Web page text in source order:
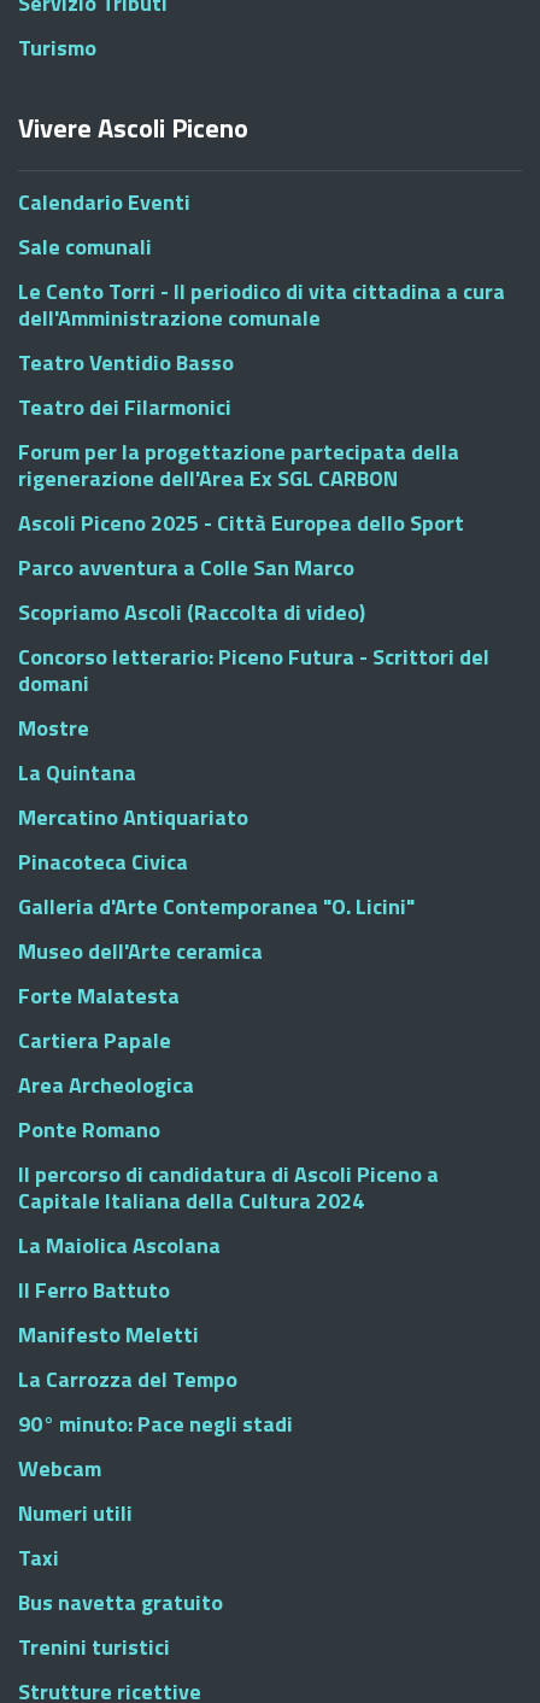
Turismo
Vivere Ascoli Piceno
Calendario Eventi
Sale comunali
Le Cento Torri - Il periodico di vita cittadina a cura
dell'Amministrazione comunale
Teatro Ventidio Basso
Teatro dei Filarmonici
Forum per la progettazione partecipata della
rigenerazione dell'Area Ex SGL CARBON
Ascoli Piceno 2025 - Città Europea dello Sport
Parco avventura a Colle San Marco
Scopriamo Ascoli (Raccolta di video)
Concorso letterario: Piceno Futura - Scrittori del
domani
Mostre
La Quintana
Mercatino Antiquariato
Pinacoteca Civica
Galleria d'Arte Contemporanea "O. Licini"
Museo dell'Arte ceramica
Forte Malatesta
Cartiera Papale
Area Archeologica
Ponte Romano
Il percorso di candidatura di Ascoli Piceno a
Capitale Italiana della Cultura 2024
La Maiolica Ascolana
Il Ferro Battuto
Manifesto Meletti
La Carrozza del Tempo
90° minuto: Pace negli stadi
Webcam
Numeri utili
Taxi
Bus navetta gratuito
Trenini turistici
Strutture ricettive